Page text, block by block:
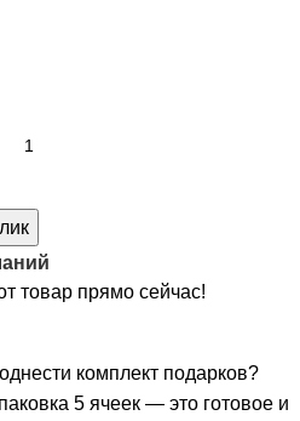
товар прямо сейчас!
комплект подарков?
5 ячеек — это готовое и